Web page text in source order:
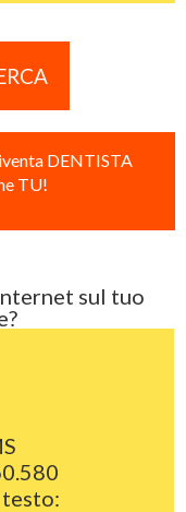
DENTISTA
TU!
sul tuo